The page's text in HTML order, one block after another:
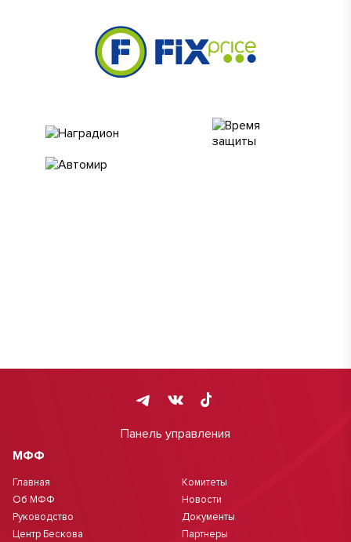
Панель управления
МФФ
Главная
Об МФФ
Руководство
Центр Бескова
Комитеты
Новости
Документы
Партнеры